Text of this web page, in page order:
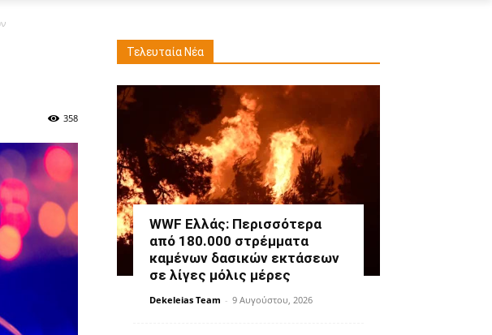
358
Τελευταία Νέα
WWF Ελλάς: Περισσότερα
από 180.000 στρέμματα
καμένων δασικών εκτάσεων
σε λίγες μόλις μέρες
Dekeleias Team - 9 Αυγούστου, 2026